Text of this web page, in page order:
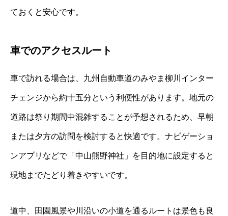
ておくと安心です。
車でのアクセスルート
車で訪れる場合は、九州自動車道のみやま柳川インター
チェンジから約十五分という利便性があります。地元の
道路は祭り期間中混雑することが予想されるため、早朝
または夕方の訪問を検討すると快適です。ナビゲーショ
ンアプリなどで「中山熊野神社」を目的地に設定すると
現地までたどり着きやすいです。
道中、田園風景や川沿いの小道を通るルートは景色も良